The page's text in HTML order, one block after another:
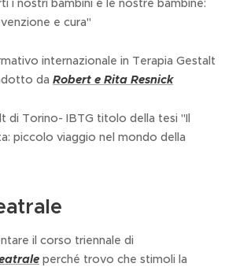
i nostri bambini e le nostre bambine:
e cura"
internazionale in Terapia Gestalt
da Robert e Rita Resnick
di Torino- IBTG titolo della tesi "Il
piccolo viaggio nel mondo della
il corso triennale di
perché trovo che stimoli la